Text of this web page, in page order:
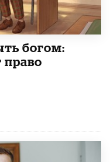
богом:
право